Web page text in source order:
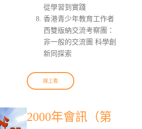
從學習到實踐
香港青少年教育工作者
西雙版納交流考察團：
非一般的交流團 科學創
新同探索
線上看
2000年會訊（第